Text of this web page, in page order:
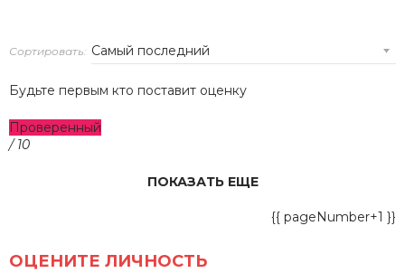
Сортировать:
Будьте первым кто поставит оценку
Проверенный
/ 10
ПОКАЗАТЬ ЕЩЕ
{{ pageNumber+1 }}
ОЦЕНИТЕ ЛИЧНОСТЬ